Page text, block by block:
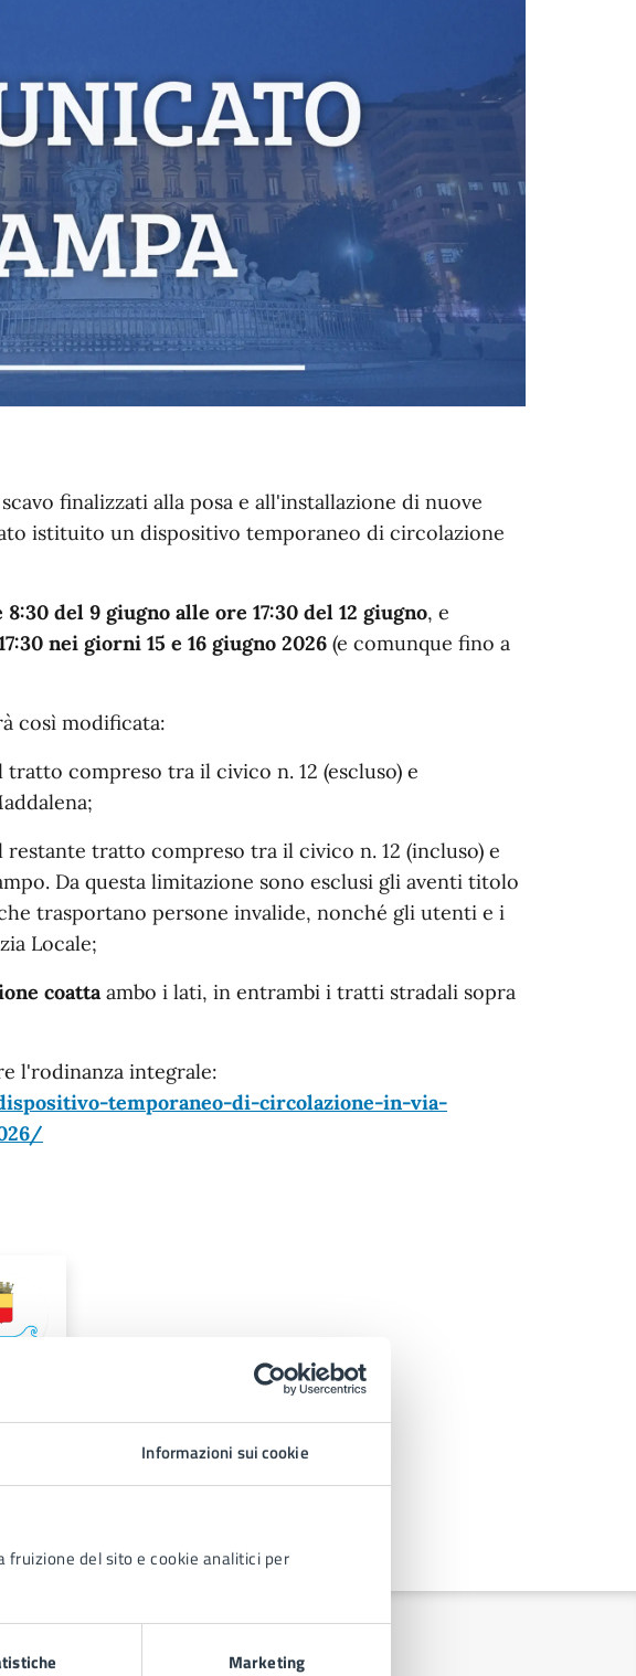
Informazioni sui cookie
del sito e cookie analitici per
Marketing
finalizzati alla posa e all'installazione di nuove
istituito un dispositivo temporaneo di circolazione
del 9 giugno alle ore 17:30 del 12 giugno, e
nei giorni 15 e 16 giugno 2026 (e comunque fino a
così modificata:
tratto compreso tra il civico n. 12 (escluso) e
restante tratto compreso tra il civico n. 12 (incluso) e
Da questa limitazione sono esclusi gli aventi titolo
trasportano persone invalide, nonché gli utenti e i
Locale;
coattaambo i lati, in entrambi i tratti stradali sopra
l'rodinanza integrale:
temporaneo-di-circolazione-in-via-